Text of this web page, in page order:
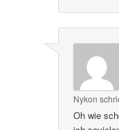
Nykon
Oh wie